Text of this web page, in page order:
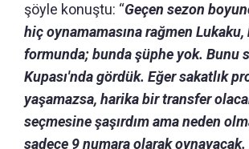
şöyle konuştu: “Geçen sezon
hiç oynamamasına rağmen
formunda; bunda şüphe yok. Bunu
Kupası'nda gördük. Eğer sakatlık
yaşamazsa, harika bir transfer
seçmesine şaşırdım ama neden
sadece 9 numara olarak oynayacak.